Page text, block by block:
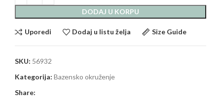
DODAJ U KORPU
Uporedi Dodaj u listu želja Size Guide
SKU: 56932
Kategorija: Bazensko okruženje
Share: